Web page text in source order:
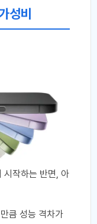
성비
작하는 반면, 아
큼 성능 격차가